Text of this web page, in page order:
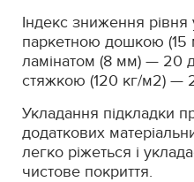
Індекс зниження
паркетною дошкою (15
ламінатом (8 мм) — 20
стяжкою (120 кг/м2) —
Укладання підкладки
додаткових
легко ріжеться і
чистове покриття.